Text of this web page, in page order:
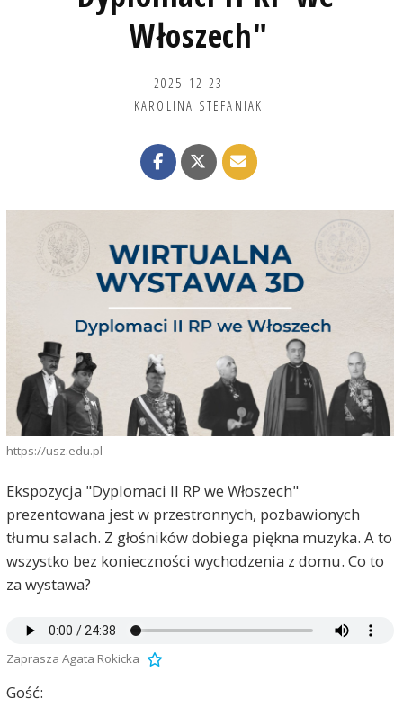
Włoszech"
2025-12-23
KAROLINA STEFANIAK
https://usz.edu.pl
Ekspozycja "Dyplomaci II RP we Włoszech"
prezentowana jest w przestronnych, pozbawionych
tłumu salach. Z głośników dobiega piękna muzyka. A to
wszystko bez konieczności wychodzenia z domu. Co to
za wystawa?
Zaprasza Agata Rokicka
Gość: